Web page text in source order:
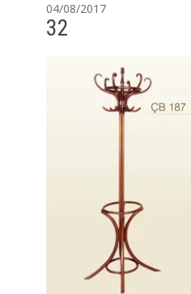
04/08/2017
32